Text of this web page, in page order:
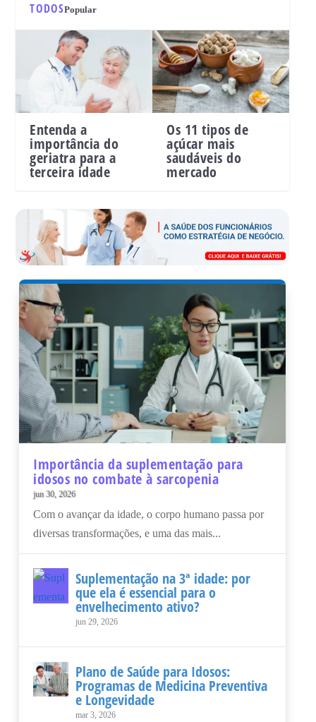
TODOSPopular
Entenda a
importância do
geriatra para a
terceira idade
Os 11 tipos de
açúcar mais
saudáveis do
mercado
Importância da suplementação para
idosos no combate à sarcopenia
jun 30, 2026
Com o avançar da idade, o corpo humano passa por
diversas transformações, e uma das mais...
Suplementação na 3ª idade: por
que ela é essencial para o
envelhecimento ativo?
jun 29, 2026
Plano de Saúde para Idosos:
Programas de Medicina Preventiva
e Longevidade
mar 3, 2026